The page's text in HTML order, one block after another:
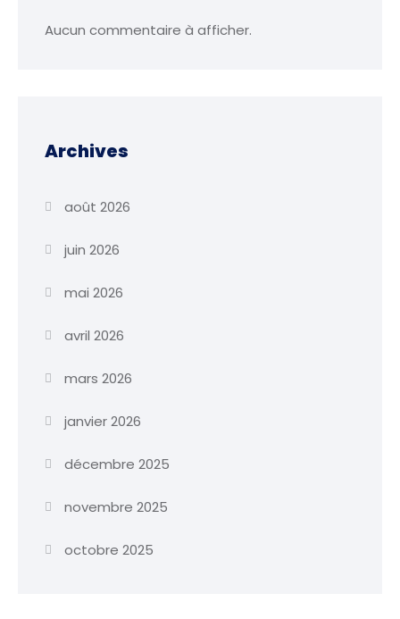
Aucun commentaire à afficher.
Archives
août 2026
juin 2026
mai 2026
avril 2026
mars 2026
janvier 2026
décembre 2025
novembre 2025
octobre 2025